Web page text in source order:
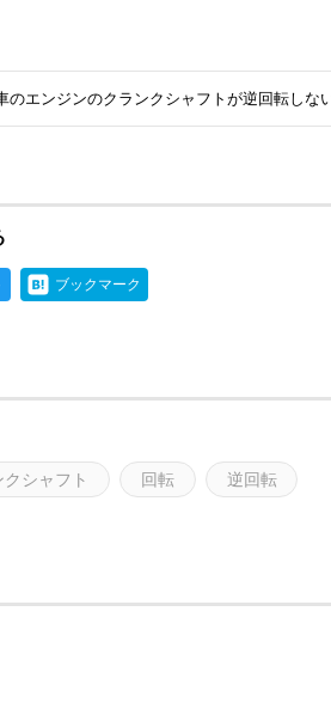
のエンジンのクランクシャフトが逆回転しな
ブックマーク
クシャフト 回転 逆回転